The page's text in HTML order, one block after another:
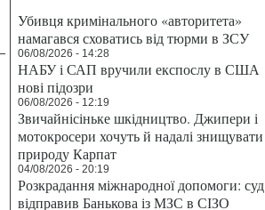
Убивця кримінального «авторитета»
намагався сховатись від тюрми в ЗСУ
06/08/2026 - 14:28
НАБУ і САП вручили експослу в США
нові підозри
06/08/2026 - 12:19
Звичайнісіньке шкідництво. Джипери і
мотокросери хочуть й надалі знищувати
природу Карпат
04/08/2026 - 20:19
Розкрадання міжнародної допомоги: суд
відправив Банькова із МЗС в СІЗО